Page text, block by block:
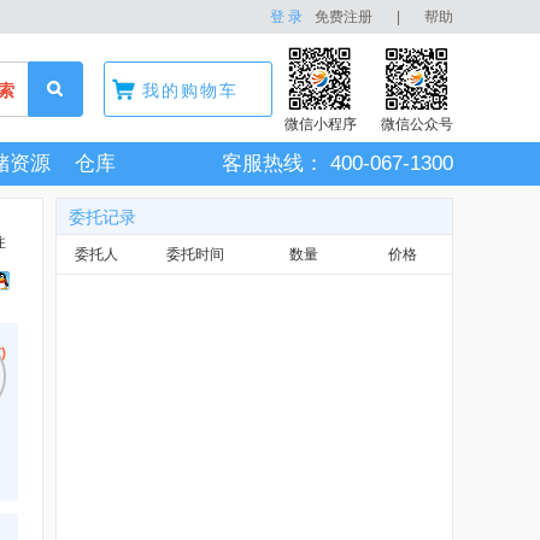
登 录 免费注册 帮助
我的购物车
微信小程序 微信公众号
资源 仓库 客服热线： 400-067-1300
)
委托记录
委托人 委托时间 数量 价格